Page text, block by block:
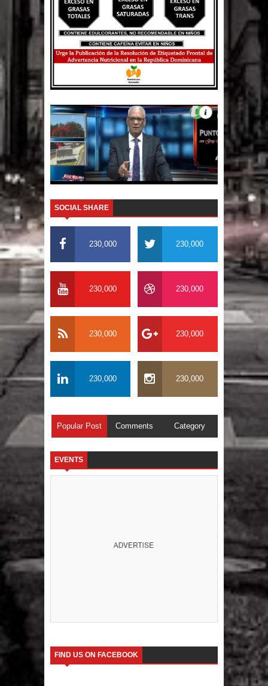
SOCIAL SHARE
230,000 230,000
230,000 230,000
230,000 230,000
230,000 230,000
Popular Post Comments Category
EVENTS
FIND US ON FACEBOOK